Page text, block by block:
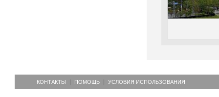
КОНТАКТЫ ПОМОЩЬ УСЛОВИЯ ИСПОЛЬЗОВАНИЯ